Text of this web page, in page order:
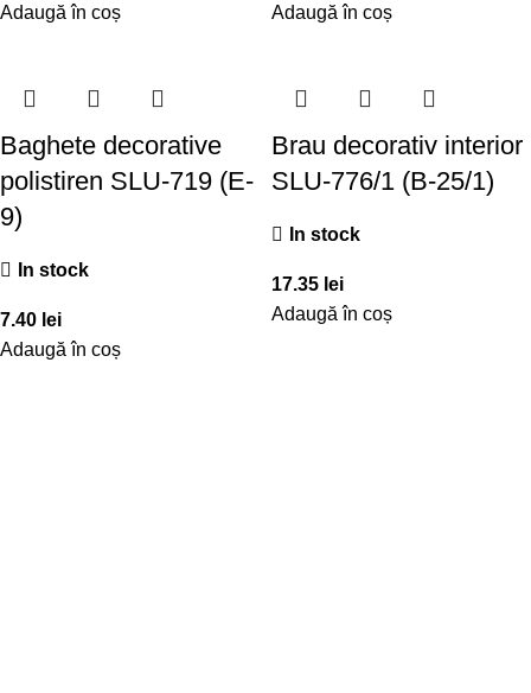
Adaugă în coș
Adaugă în coș
Baghete decorative
polistiren SLU-719 (E-
9)
In stock
7.40 lei
Adaugă în coș
Brau decorativ interior
SLU-776/1 (B-25/1)
In stock
17.35 lei
Adaugă în coș